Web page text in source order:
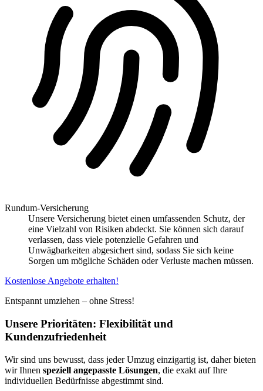
Rundum-Versicherung
Unsere Versicherung bietet einen umfassenden Schutz, der
eine Vielzahl von Risiken abdeckt. Sie können sich darauf
verlassen, dass viele potenzielle Gefahren und
Unwägbarkeiten abgesichert sind, sodass Sie sich keine
Sorgen um mögliche Schäden oder Verluste machen müssen.
Kostenlose Angebote erhalten!
Entspannt umziehen – ohne Stress!
Unsere Prioritäten: Flexibilität und
Kundenzufriedenheit
Wir sind uns bewusst, dass jeder Umzug einzigartig ist, daher bieten
wir Ihnen speziell angepasste Lösungen, die exakt auf Ihre
individuellen Bedürfnisse abgestimmt sind.